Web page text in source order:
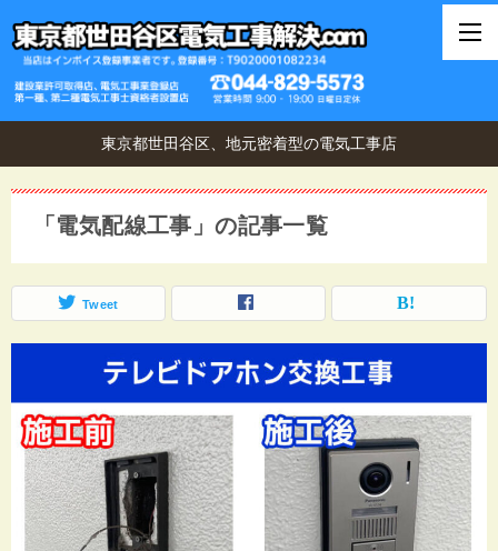
東京都世田谷区、地元密着型の電気工事店
「電気配線工事」の記事一覧
Tweet